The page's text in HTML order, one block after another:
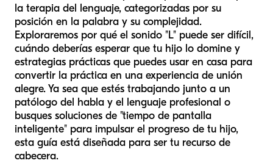
la terapia del lenguaje, categorizadas por su
posición en la palabra y su complejidad.
Exploraremos por qué el sonido "L" puede ser difícil,
cuándo deberías esperar que tu hijo lo domine y
estrategias prácticas que puedes usar en casa para
convertir la práctica en una experiencia de unión
alegre. Ya sea que estés trabajando junto a un
patólogo del habla y el lenguaje profesional o
busques soluciones de "tiempo de pantalla
inteligente" para impulsar el progreso de tu hijo,
esta guía está diseñada para ser tu recurso de
cabecera.